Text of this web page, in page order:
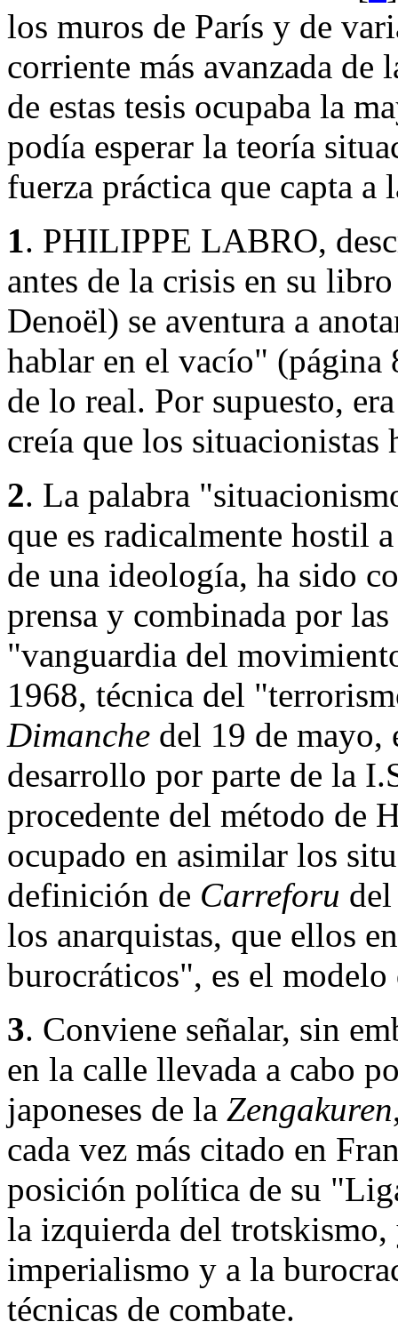
los muros de París y de
corriente más avanzada
de estas tesis ocupaba la
podía esperar la teoría
fuerza práctica que capta a
1. PHILIPPE LABRO,
antes de la crisis en su
Denoël) se aventura a
hablar en el vacío" (página
de lo real. Por supuesto,
creía que los situacionistas
2. La palabra
que es radicalmente hostil
de una ideología, ha sido
prensa y combinada por
"vanguardia del
1968, técnica del
Dimanche del 19 de mayo,
desarrollo por parte de la
procedente del método de
ocupado en asimilar los
definición de Carreforu
los anarquistas, que ellos
burocráticos", es el modelo
3. Conviene señalar, sin
en la calle llevada a cabo
japoneses de la Zengakuren
cada vez más citado en
posición política de su
la izquierda del
imperialismo y a la
técnicas de combate.